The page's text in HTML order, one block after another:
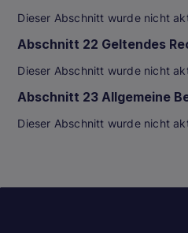
Dieser Abschnitt wurde nicht
Abschnitt 22 Geltendes
Dieser Abschnitt wurde nicht
Abschnitt 23 Allgemeine
Dieser Abschnitt wurde nicht